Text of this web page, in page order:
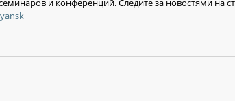
и конференций. Следите за новостями на